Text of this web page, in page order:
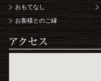
おもてなし
お客様とのご縁